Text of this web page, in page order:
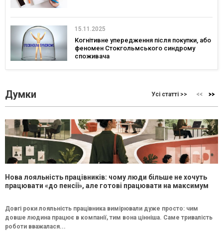
15.11.2025
Когнітивне упередження після покупки, або
феномен Стокгольмського синдрому
споживача
Думки Усі статті >>
Нова лояльність працівників: чому люди більше не хочуть
працювати «до пенсії», але готові працювати на максимум
Довгі роки лояльність працівника вимірювали дуже просто: чим
довше людина працює в компанії, тим вона цінніша. Саме тривалість
роботи вважалася...